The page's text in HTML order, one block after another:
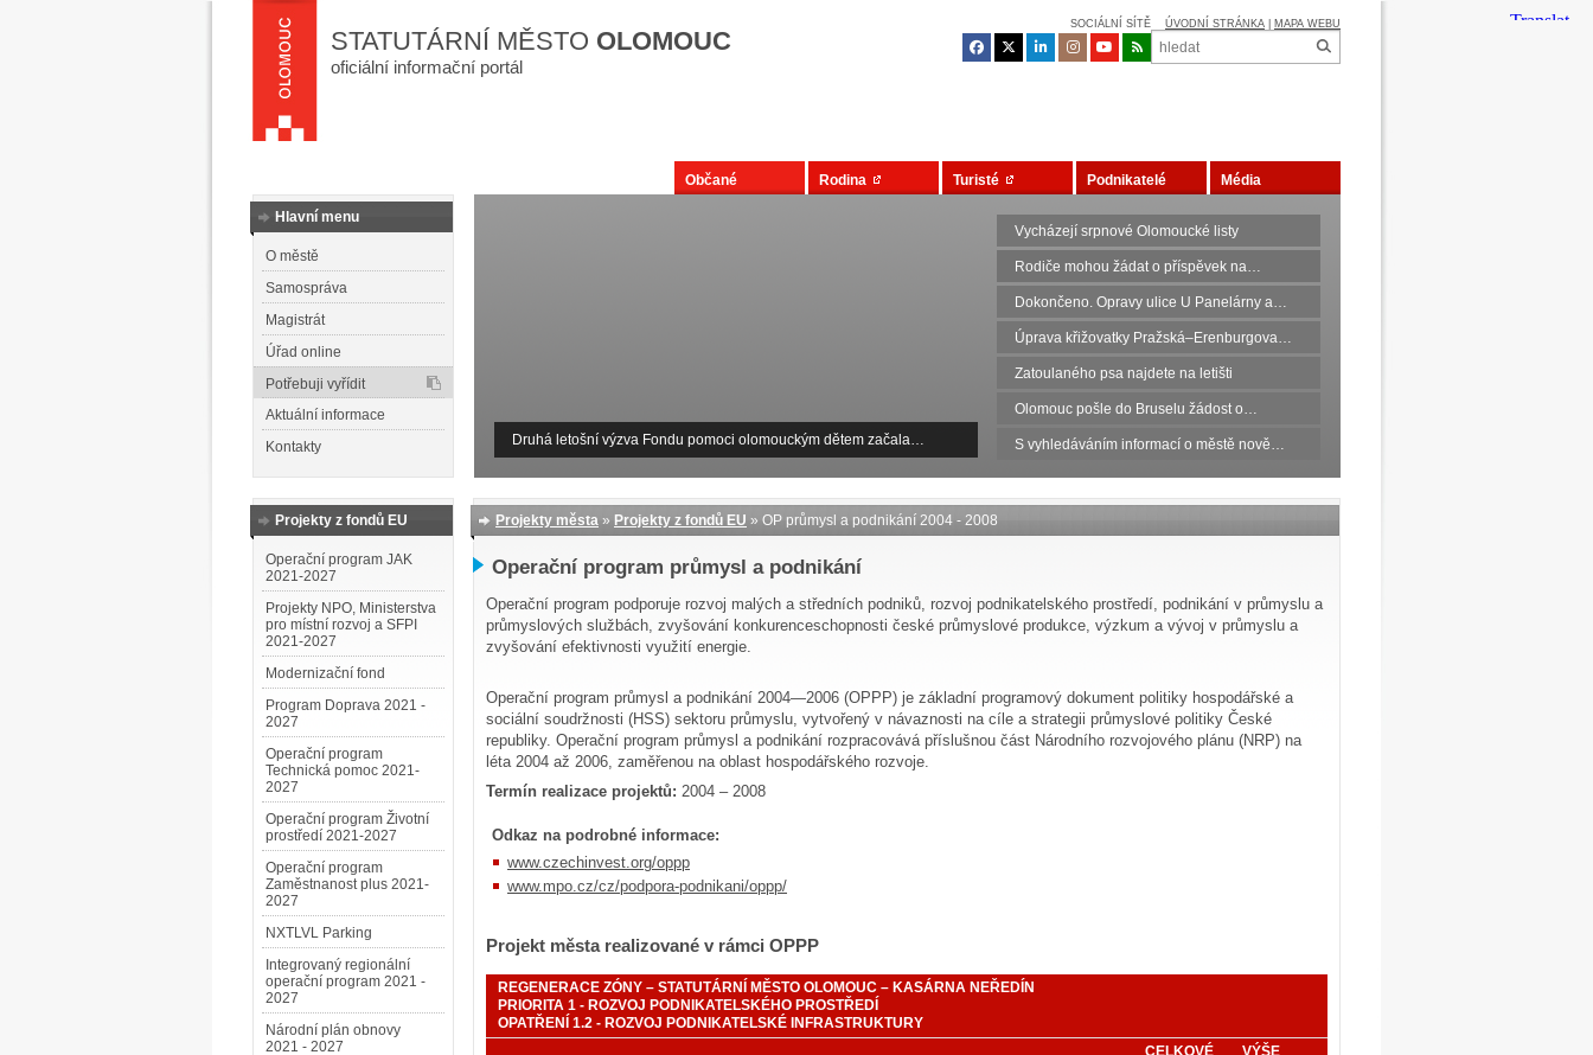
STATUTÁRNÍ MĚSTO OLOMOUC
oficiální informační portál
SOCIÁLNÍ SÍTĚ ÚVODNÍ STRÁNKA MAPA WEBU
Hlavní menu
O městě
Samospráva
Magistrát
Úřad online
Potřebuji vyřídit
Aktuální informace
Kontakty
Občané Rodina Turisté Podnikatelé Média
Druhá letošní výzva Fondu pomoci olomouckým dětem začala…
Vycházejí srpnové Olomoucké listy
Rodiče mohou žádat o příspěvek na…
Dokončeno. Opravy ulice U Panelárny a…
Úprava křižovatky Pražská–Erenburgova…
Zatoulaného psa najdete na letišti
Olomouc pošle do Bruselu žádost o…
S vyhledáváním informací o městě nově…
Projekty z fondů EU
Operační program JAK
2021-2027
Projekty NPO, Ministerstva
pro místní rozvoj a SFPI
2021-2027
Modernizační fond
Program Doprava 2021 -
2027
Operační program
Technická pomoc 2021-
2027
Operační program Životní
prostředí 2021-2027
Operační program
Zaměstnanost plus 2021-
2027
NXTLVL Parking
Integrovaný regionální
operační program 2021 -
2027
Národní plán obnovy
2021 - 2027
Projekty města » Projekty z fondů EU » OP průmysl a podnikání 2004 - 2008
Operační program průmysl a podnikání
Operační program podporuje rozvoj malých a středních podniků, rozvoj podnikatelského prostředí, podnikání v průmyslu a
průmyslových službách, zvyšování konkurenceschopnosti české průmyslové produkce, výzkum a vývoj v průmyslu a
zvyšování efektivnosti využití energie.
Operační program průmysl a podnikání 2004—2006 (OPPP) je základní programový dokument politiky hospodářské a
sociální soudržnosti (HSS) sektoru průmyslu, vytvořený v návaznosti na cíle a strategii průmyslové politiky České
republiky. Operační program průmysl a podnikání rozpracovává příslušnou část Národního rozvojového plánu (NRP) na
léta 2004 až 2006, zaměřenou na oblast hospodářského rozvoje.
Termín realizace projektů: 2004 – 2008
Odkaz na podrobné informace:
www.czechinvest.org/oppp
www.mpo.cz/cz/podpora-podnikani/oppp/
Projekt města realizované v rámci OPPP
REGENERACE ZÓNY – STATUTÁRNÍ MĚSTO OLOMOUC – KASÁRNA NEŘEDÍN
PRIORITA 1 - ROZVOJ PODNIKATELSKÉHO PROSTŘEDÍ
OPATŘENÍ 1.2 - ROZVOJ PODNIKATELSKÉ INFRASTRUKTURY
CELKOVÉ
VÝŠE